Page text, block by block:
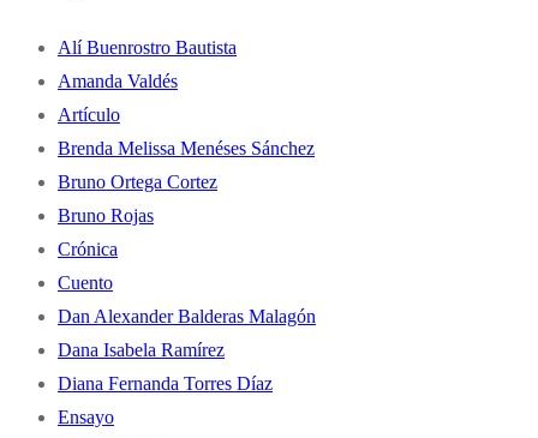
Alí Buenrostro Bautista
Amanda Valdés
Artículo
Brenda Melissa Menéses Sánchez
Bruno Ortega Cortez
Bruno Rojas
Crónica
Cuento
Dan Alexander Balderas Malagón
Dana Isabela Ramírez
Diana Fernanda Torres Díaz
Ensayo